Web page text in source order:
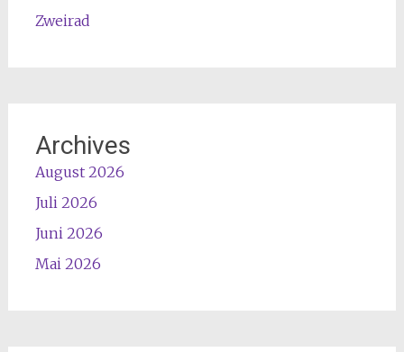
Zweirad
Archives
August 2026
Juli 2026
Juni 2026
Mai 2026